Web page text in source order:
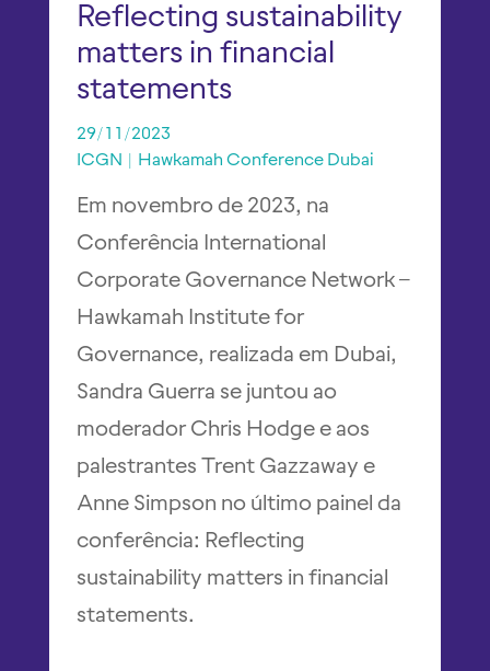
Reflecting sustainability
matters in financial
statements
29/11/2023
ICGN | Hawkamah Conference Dubai
Em novembro de 2023, na
Conferência International
Corporate Governance Network –
Hawkamah Institute for
Governance, realizada em Dubai,
Sandra Guerra se juntou ao
moderador Chris Hodge e aos
palestrantes Trent Gazzaway e
Anne Simpson no último painel da
conferência: Reflecting
sustainability matters in financial
statements.